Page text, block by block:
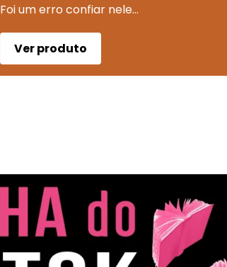
Foi um erro confiar nele…
Ver produto